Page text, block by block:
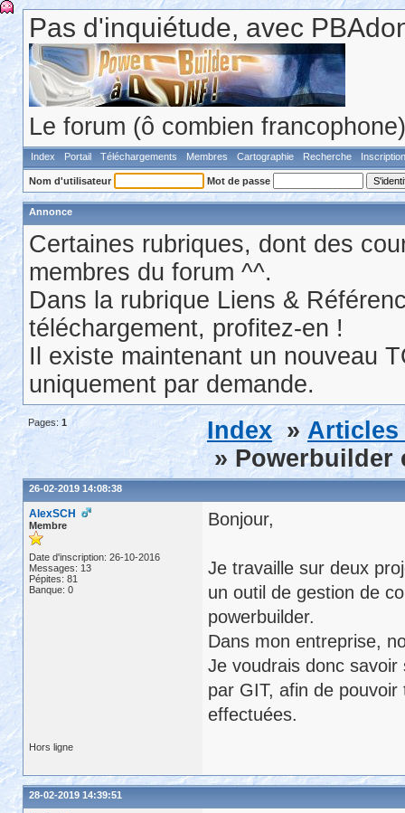
Pas d'inquiétude, avec
Le forum (ô combien
Index Portail Téléchargements Membres Cartographie Recherche Inscription
Nom d'utilisateur Mot de passe
Annonce
Certaines rubriques, dont des
membres du forum ^^.
Dans la rubrique Liens &
téléchargement, profitez-en !
Il existe maintenant un nouveau
uniquement par demande.
Pages: 1 Index »Articles
» Powerbuilder
26-02-2019 14:08:38
AlexSCH
Membre
Date d'inscription: 26-10-2016
Messages: 13
Pépites: 81
Banque: 0
Bonjour,
Je travaille sur deux
un outil de gestion de
powerbuilder.
Dans mon entreprise,
Je voudrais donc
par GIT, afin de
effectuées.
Hors ligne
28-02-2019 14:39:51